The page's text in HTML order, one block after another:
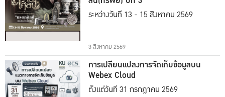
ระหว่างวันที่ 13 - 15 สิงหาคม 2569
3 สิงหาคม 2569
การเปลี่ยนแปลงการจัดเก็บข้อมูลบน
Webex Cloud
ตั้งแต่วันที่ 31 กรกฎาคม 2569